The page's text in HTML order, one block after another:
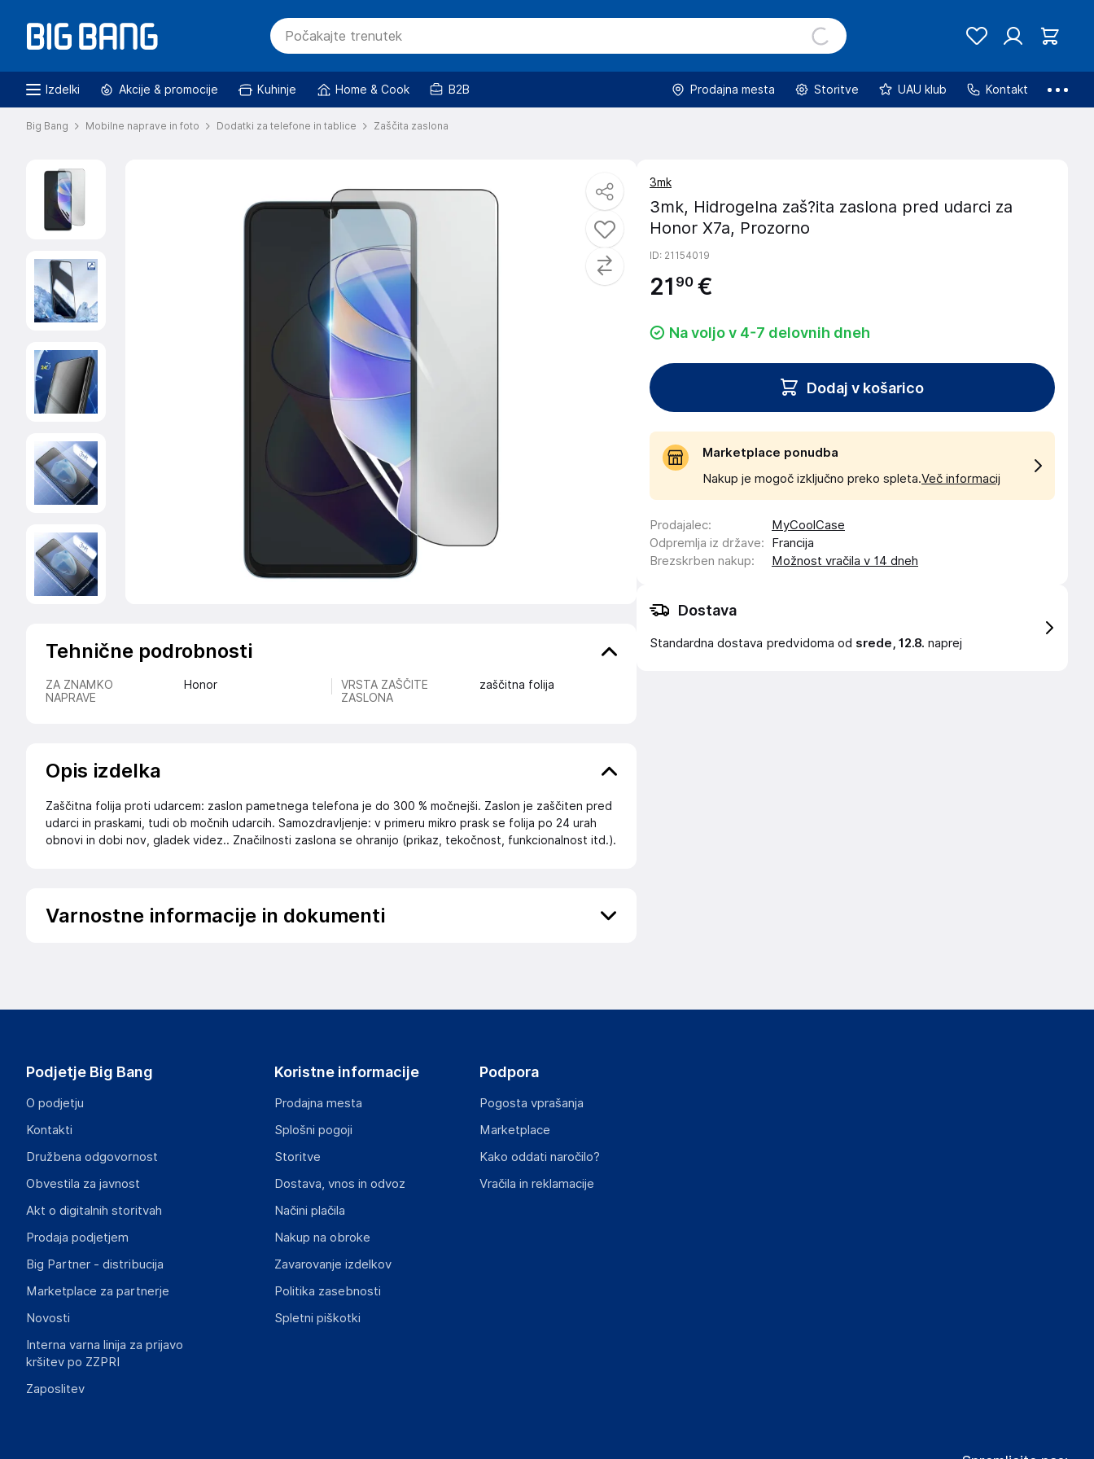
Izdelki Akcije & promocije Kuhinje Home & Cook B2B Prodajna mesta Storitve UAU klub Kontakt
Big Bang Mobilne naprave in foto Dodatki za telefone in tablice Zaščita zaslona
Tehnične podrobnosti
ZA ZNAMKO
NAPRAVE
Honor
VRSTA ZAŠČITE
ZASLONA
zaščitna folija
Opis izdelka
Zaščitna folija proti udarcem: zaslon pametnega telefona je do 300 % močnejši. Zaslon je zaščiten pred
udarci in praskami, tudi ob močnih udarcih. Samozdravljenje: v primeru mikro prask se folija po 24 urah
obnovi in dobi nov, gladek videz.. Značilnosti zaslona se ohranijo (prikaz, tekočnost, funkcionalnost itd.).
Varnostne informacije in dokumenti
hello@3mk.pl
Gospodarski subjekt s sedežem v EU, ki zagotavlja skladnost izdelka z zahtevanimi predpisi.
Poljska
Poljska
Slike o varnosti izdelka
Slike o varnosti izdelka vsebujejo opozorila na embalaži izdelka in lahko vključujejo ključne varnostne
3mk
3mk, Hidrogelna zaš?ita zaslona pred udarci za
Honor X7a, Prozorno
ID: 21154019
21 90 €
Na voljo v 4-7 delovnih dneh
Dodaj v košarico
Marketplace ponudba
Nakup je mogoč izključno preko spleta.Več informacij
Prodajalec:
MyCoolCase
Odpremlja iz države:
Francija
Brezskrben nakup: Možnost vračila v 14 dneh
Dostava
Standardna dostava predvidoma od srede, 12.8. naprej
Podjetje Big Bang
O podjetju
Kontakti
Družbena odgovornost
Obvestila za javnost
Akt o digitalnih storitvah
Prodaja podjetjem
Big Partner - distribucija
Marketplace za partnerje
Novosti
Interna varna linija za prijavo
kršitev po ZZPRI
Zaposlitev
Koristne informacije
Prodajna mesta
Splošni pogoji
Storitve
Dostava, vnos in odvoz
Načini plačila
Nakup na obroke
Zavarovanje izdelkov
Politika zasebnosti
Spletni piškotki
Podpora
Pogosta vprašanja
Marketplace
Kako oddati naročilo?
Vračila in reklamacije